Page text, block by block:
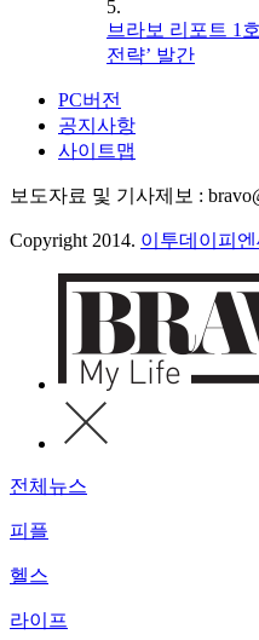
5.
브라보 리포트 1
전략’ 발간
PC버전
공지사항
사이트맵
보도자료 및 기사제보 :
Copyright 2014. 이투데이피엔
전체뉴스
피플
헬스
라이프